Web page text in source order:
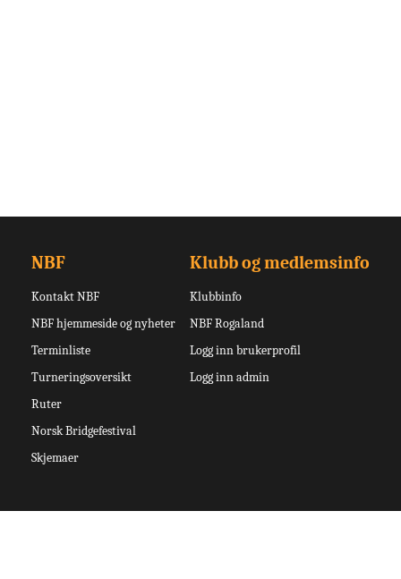
NBF
Kontakt NBF
NBF hjemmeside og nyheter
Terminliste
Turneringsoversikt
Ruter
Norsk Bridgefestival
Skjemaer
Klubb og medlemsinfo
Klubbinfo
NBF Rogaland
Logg inn brukerprofil
Logg inn admin